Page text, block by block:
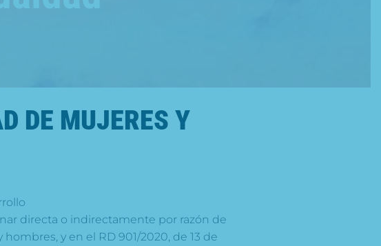
DE MUJERES Y
directa o indirectamente por razón de
y en el RD 901/2020, de 13 de